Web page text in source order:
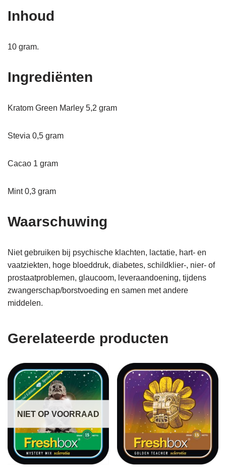
Inhoud
10 gram.
Ingrediënten
Kratom Green Marley 5,2 gram
Stevia 0,5 gram
Cacao 1 gram
Mint 0,3 gram
Waarschuwing
Niet gebruiken bij psychische klachten, lactatie, hart- en
vaatziekten, hoge bloeddruk, diabetes, schildklier-, nier- of
prostaatproblemen, glaucoom, leveraandoening, tijdens
zwangerschap/borstvoeding en samen met andere
middelen.
Gerelateerde producten
NIET OP VOORRAAD